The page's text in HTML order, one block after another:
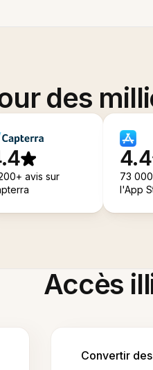
des
avis sur
4.4
73
l'App
Accès
Convertir